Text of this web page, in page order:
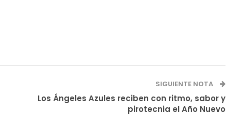
SIGUIENTE NOTA
Los Ángeles Azules reciben con ritmo, sabor y
pirotecnia el Año Nuevo